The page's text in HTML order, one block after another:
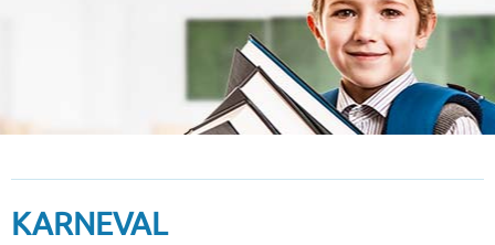
KARNEVAL